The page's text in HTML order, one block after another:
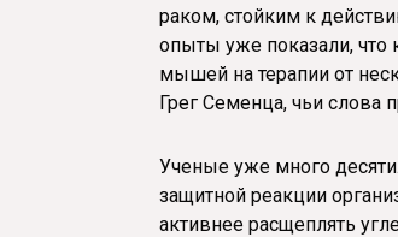
раком, стойким к
опыты уже показали, что
мышей на терапии от
Грег Семенца, чьи слова
Ученые уже много
защитной реакции
активнее расщеплять